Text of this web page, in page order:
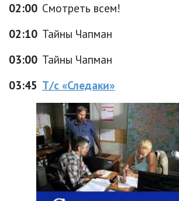
02:00 Смотреть всем!
02:10 Тайны Чапман
03:00 Тайны Чапман
03:45 Т/с «Следаки»